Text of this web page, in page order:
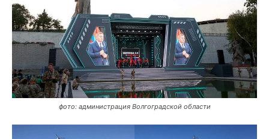
фото: администрация Волгоградской области